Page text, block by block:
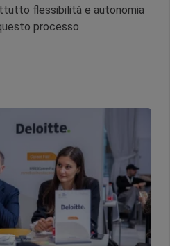
flessibilità e autonomia
processo.